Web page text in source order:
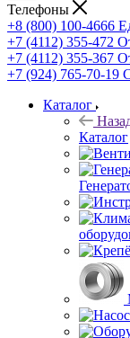
Телефоны
+8 (800) 100-4666
+7 (4112) 355-472
+7 (4112) 355-367
+7 (924) 765-70-19
Каталог
Каталог